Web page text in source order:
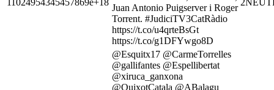
11024954345457869e+18
Juan Antonio Puigserver i Roger
Torrent. #JudiciTV3CatRàdio
https://t.co/u4qrteBsGt
https://t.co/g1DFYwgo8D
2
@Esquitx17 @CarmeTorrelles
@gallifantes @Espellibertat
@xiruca_ganxona
@QuixotCatala @ABalagu